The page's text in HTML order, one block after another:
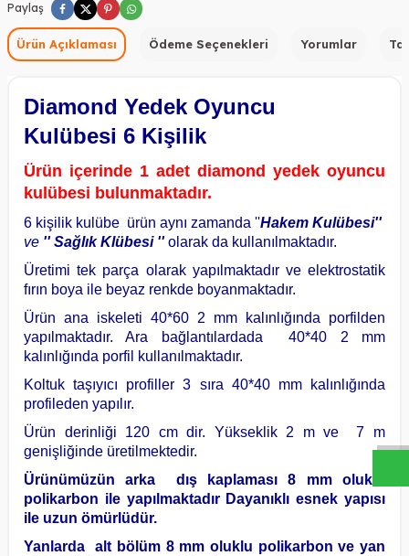
W
h
a
s
a
p
p
D
e
s
t
e
H
a
t
t
Paylaş
Ürün Açıklaması Ödeme Seçenekleri Yorumlar
Diamond Yedek Oyuncu
Kulübesi 6 Kişilik
Ürün içerinde 1 adet diamond yedek oyuncu
kulübesi bulunmaktadır.
6 kişilik kulübe ürün aynı zamanda ''Hakem Kulübesi''
ve '' Sağlık Klübesi ''olarak da kullanılmaktadır.
Üretimi tek parça olarak yapılmaktadır ve elektrostatik
fırın boya ile beyaz renkde boyanmaktadır.
Ürün ana iskeleti 40*60 2 mm kalınlığında porfilden
yapılmaktadır. Ara bağlantılardada 40*40 2 mm
kalınlığında porfil kullanılmaktadır.
Koltuk taşıyıcı profiller 3 sıra 40*40 mm kalınlığında
profileden yapılır.
Ürün derinliği 120 cm dir. Yükseklik 2 m ve 7 m
genişliğinde üretilmektedir.
Ürünümüzün arka dış kaplaması 8 mm oluklu
polikarbon ile yapılmaktadır Dayanıklı esnek yapısı
ile uzun ömürlüdür.
Yanlarda alt bölüm 8 mm oluklu polikarbon ve yan